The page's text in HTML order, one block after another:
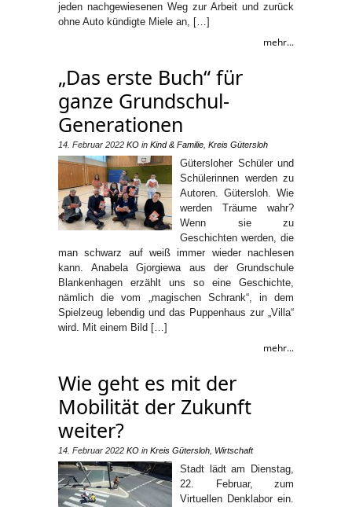
jeden nachgewiesenen Weg zur Arbeit und zurück
ohne Auto kündigte Miele an, […]
mehr...
„Das erste Buch“ für
ganze Grundschul-
Generationen
14. Februar 2022 KO in Kind & Familie Kreis Gütersloh
Gütersloher Schüler und
Schülerinnen werden zu
Autoren. Gütersloh. Wie
werden Träume wahr?
Wenn sie zu
Geschichten werden, die
man schwarz auf weiß immer wieder nachlesen
kann. Anabela Gjorgiewa aus der Grundschule
Blankenhagen erzählt uns so eine Geschichte,
nämlich die vom „magischen Schrank“, in dem
Spielzeug lebendig und das Puppenhaus zur „Villa“
wird. Mit einem Bild […]
mehr...
Wie geht es mit der
Mobilität der Zukunft
weiter?
14. Februar 2022 KO in Kreis Gütersloh Wirtschaft
Stadt lädt am Dienstag,
22. Februar, zum
Virtuellen Denklabor ein.